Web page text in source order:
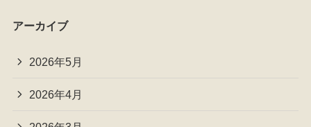
アーカイブ
2026年5月
2026年4月